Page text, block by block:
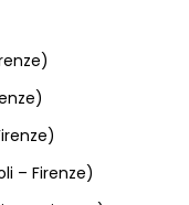
– Firenze)